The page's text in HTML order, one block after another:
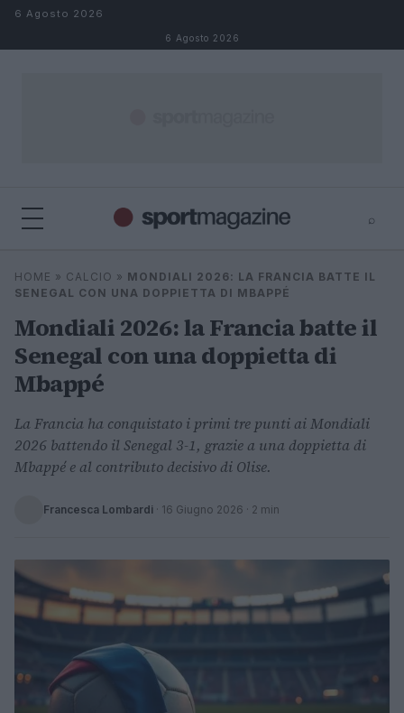
Salta al contenuto
6 Agosto 2026
6 Agosto 2026
⌕
Cerca
⌕
HOME » CALCIO » MONDIALI 2026: LA FRANCIA BATTE IL
SENEGAL CON UNA DOPPIETTA DI MBAPPÉ
Mondiali 2026: la Francia batte il
Senegal con una doppietta di
Mbappé
La Francia ha conquistato i primi tre punti ai Mondiali
2026 battendo il Senegal 3-1, grazie a una doppietta di
Mbappé e al contributo decisivo di Olise.
Francesca Lombardi · 16 Giugno 2026 · 2 min